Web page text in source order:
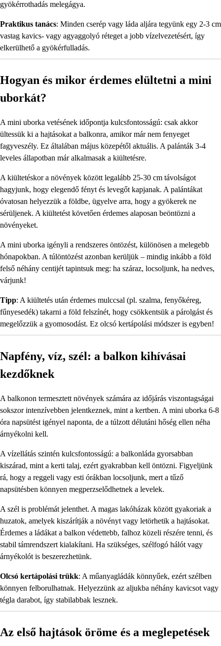
gyökérrothadás melegágya.
Praktikus tanács: Minden cserép vagy láda aljára tegyünk egy 2-3 cm
vastag kavics- vagy agyaggolyó réteget a jobb vízelvezetésért, így
elkerülhető a gyökérfulladás.
Hogyan és mikor érdemes elültetni a mini
uborkát?
A mini uborka vetésének időpontja kulcsfontosságú: csak akkor
ültessük ki a hajtásokat a balkonra, amikor már nem fenyeget
fagyveszély. Ez általában május közepétől aktuális. A palánták 3-4
leveles állapotban már alkalmasak a kiültetésre.
A kiültetéskor a növények között legalább 25-30 cm távolságot
hagyjunk, hogy elegendő fényt és levegőt kapjanak. A palántákat
óvatosan helyezzük a földbe, ügyelve arra, hogy a gyökerek ne
sérüljenek. A kiültetést követően érdemes alaposan beöntözni a
növényeket.
A mini uborka igényli a rendszeres öntözést, különösen a melegebb
hónapokban. A túlöntözést azonban kerüljük – mindig inkább a föld
felső néhány centijét tapintsuk meg: ha száraz, locsoljunk, ha nedves,
várjunk!
Tipp: A kiültetés után érdemes mulccsal (pl. szalma, fenyőkéreg,
fűnyesedék) takarni a föld felszínét, hogy csökkentsük a párolgást és
megelőzzük a gyomosodást. Ez olcsó kertápolási módszer is egyben!
Napfény, víz, szél: a balkon kihívásai
kezdőknek
A balkonon termesztett növények számára az időjárás viszontagságai
sokszor intenzívebben jelentkeznek, mint a kertben. A mini uborka 6-8
óra napsütést igényel naponta, de a túlzott délutáni hőség ellen néha
árnyékolni kell.
A vízellátás szintén kulcsfontosságú: a balkonláda gyorsabban
kiszárad, mint a kerti talaj, ezért gyakrabban kell öntözni. Figyeljünk
rá, hogy a reggeli vagy esti órákban locsoljunk, mert a tűző
napsütésben könnyen megperzselődhetnek a levelek.
A szél is problémát jelenthet. A magas lakóházak között gyakoriak a
huzatok, amelyek kiszárítják a növényt vagy letörhetik a hajtásokat.
Érdemes a ládákat a balkon védettebb, falhoz közeli részére tenni, és
stabil támrendszert kialakítani. Ha szükséges, szélfogó hálót vagy
árnyékolót is beszerezhetünk.
Olcsó kertápolási trükk: A műanyagládák könnyűek, ezért szélben
könnyen felborulhatnak. Helyezzünk az aljukba néhány kavicsot vagy
tégla darabot, így stabilabbak lesznek.
Az első hajtások öröme és a meglepetések